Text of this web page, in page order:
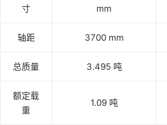
寸
mm
轴距 3700 mm
总质量 3.495 吨
额定载
重
1.09 吨